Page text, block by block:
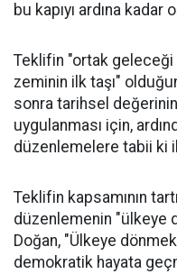
bu kapıyı ardına
Teklifin "ortak
zeminin ilk taşı"
sonra tarihsel
uygulanması için,
düzenlemelere tabii ki
Teklifin kapsamının
düzenlemenin "ülkeye
Doğan, "Ülkeye
demokratik hayata